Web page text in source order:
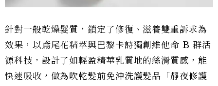
針對一般乾燥髮質，鎖定了修復、滋養雙重訴求為
效果，以鳶尾花精萃與巴黎卡詩獨創維他命 B 群活
源科技，設計了如輕盈精華乳質地的絲滑質感，能
快速吸收，做為吹乾髮前免沖洗護髮品「靜夜修護